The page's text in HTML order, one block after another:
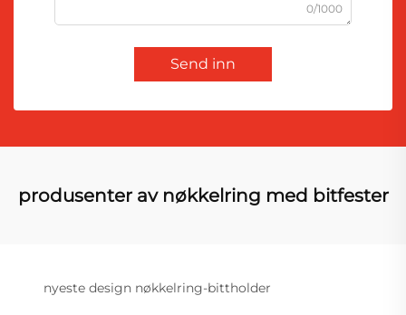
0/1000
Send inn
produsenter av nøkkelring med bitfester
nyeste design nøkkelring-bittholder